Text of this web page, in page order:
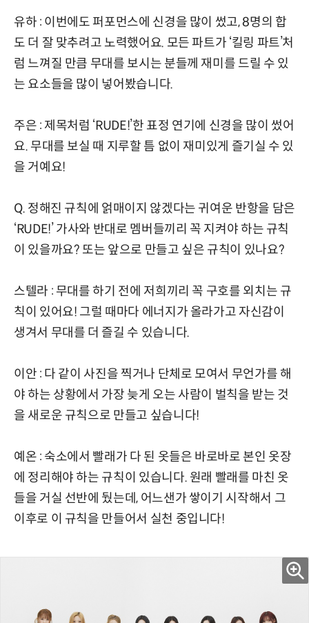
유하 : 이번에도 퍼포먼스에 신경을 많이 썼고, 8명의 합
도 더 잘 맞추려고 노력했어요. 모든 파트가 ‘킬링 파트’처
럼 느껴질 만큼 무대를 보시는 분들께 재미를 드릴 수 있
는 요소들을 많이 넣어봤습니다.
주은 : 제목처럼 ‘RUDE!’한 표정 연기에 신경을 많이 썼어
요. 무대를 보실 때 지루할 틈 없이 재미있게 즐기실 수 있
을 거예요!
Q. 정해진 규칙에 얽매이지 않겠다는 귀여운 반항을 담은
‘RUDE!’ 가사와 반대로 멤버들끼리 꼭 지켜야 하는 규칙
이 있을까요? 또는 앞으로 만들고 싶은 규칙이 있나요?
스텔라 : 무대를 하기 전에 저희끼리 꼭 구호를 외치는 규
칙이 있어요! 그럴 때마다 에너지가 올라가고 자신감이
생겨서 무대를 더 즐길 수 있습니다.
이안 : 다 같이 사진을 찍거나 단체로 모여서 무언가를 해
야 하는 상황에서 가장 늦게 오는 사람이 벌칙을 받는 것
을 새로운 규칙으로 만들고 싶습니다!
예온 : 숙소에서 빨래가 다 된 옷들은 바로바로 본인 옷장
에 정리해야 하는 규칙이 있습니다. 원래 빨래를 마친 옷
들을 거실 선반에 뒀는데, 어느샌가 쌓이기 시작해서 그
이후로 이 규칙을 만들어서 실천 중입니다!